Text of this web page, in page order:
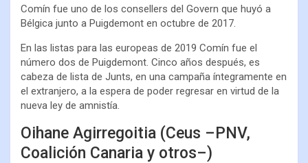
Comín fue uno de los consellers del Govern que huyó a
Bélgica junto a Puigdemont en octubre de 2017.
En las listas para las europeas de 2019 Comín fue el
número dos de Puigdemont. Cinco años después, es
cabeza de lista de Junts, en una campaña íntegramente en
el extranjero, a la espera de poder regresar en virtud de la
nueva ley de amnistía.
Oihane Agirregoitia (Ceus –PNV,
Coalición Canaria y otros–)